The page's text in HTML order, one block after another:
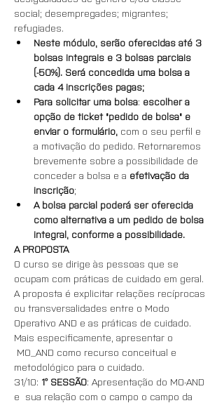
social; desempregades; migrantes;
refugiades.
Neste módulo, serão oferecidas até 3
bolsas integrais e 3 bolsas parciais
(-50%). Será concedida uma bolsa a
cada 4 inscrições pagas;
Para solicitar uma bolsa: escolher a
opção de ticket "pedido de bolsa" e
enviar o formulário, com o seu perfil e
a motivação do pedido. Retornaremos
brevemente sobre a possibilidade de
conceder a bolsa e a efetivação da
inscrição;
A bolsa parcial poderá ser oferecida
como alternativa a um pedido de bolsa
integral, conforme a possibilidade.
A PROPOSTA
O curso se dirige às pessoas que se
ocupam com práticas de cuidado em geral.
A proposta é explicitar relações recíprocas
ou transversalidades entre o Modo
Operativo AND e as práticas de cuidado.
Mais especificamente, apresentar o
MO_AND como recurso conceitual e
metodológico para o cuidado.
31/10: 1° SESSÃO: Apresentação do MO-AND
e  sua relação com o campo o campo da